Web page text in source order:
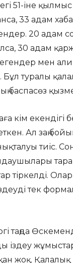
51-іне
33 адам
20 адам
30 адам
мен
Бұл туралы
баспасөз
кім екендігі
Ал заң
тиіс.
тіркелді.
тек
таңда
іздеу
жоқ.